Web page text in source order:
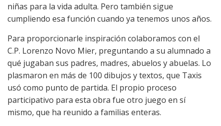
niñas para la vida adulta. Pero también sigue
cumpliendo esa función cuando ya tenemos unos años.
Para proporcionarle inspiración colaboramos con el
C.P. Lorenzo Novo Mier, preguntando a su alumnado a
qué jugaban sus padres, madres, abuelos y abuelas. Lo
plasmaron en más de 100 dibujos y textos, que Taxis
usó como punto de partida. El propio proceso
participativo para esta obra fue otro juego en sí
mismo, que ha reunido a familias enteras.